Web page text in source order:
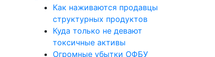
Как наживаются продавцы
структурных продуктов
Куда только не девают
токсичные активы
Огромные убытки ОФБУ